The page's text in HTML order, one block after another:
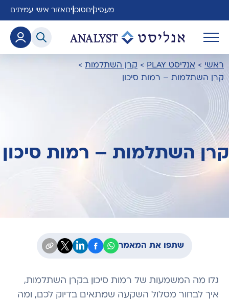
מעסיקים סוכנים אזור אישי עמיתים
ראשי > אנליסט PLAY > קרן השתלמות >
קרן השתלמות – רמות סיכון
קרן השתלמות – רמות סיכון
שתפו את המאמר
גלו מה המשמעות של רמות סיכון בקרן השתלמות,
איך לבחור מסלול השקעה שמתאים בדיוק לכם, ומה